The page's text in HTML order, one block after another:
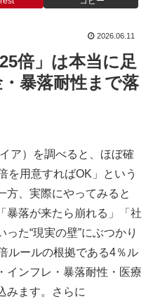
2026.06.11
倍」は本当に足
暴落耐性まで落
ア）を調べると、ほぼ確
を用意すればOK」という
方、実際にやってみると
暴落が来たら崩れる」「社
た“現実の壁”にぶつかり
ルールの根拠である4％ル
インフレ・暴落耐性・医療
みます。さらに